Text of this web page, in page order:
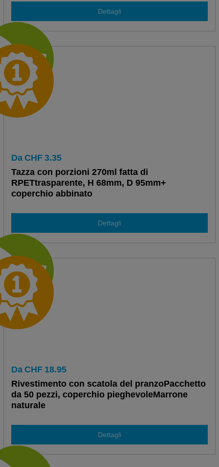
Dettagli
Da CHF 3.35
Tazza con porzioni 270ml fatta di
RPETtrasparente, H 68mm, D 95mm+
coperchio abbinato
Dettagli
Da CHF 18.95
Rivestimento con scatola del pranzoPacchetto
da 50 pezzi, coperchio pieghevoleMarrone
naturale
Dettagli